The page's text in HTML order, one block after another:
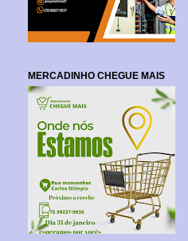
MERCADINHO CHEGUE MAIS